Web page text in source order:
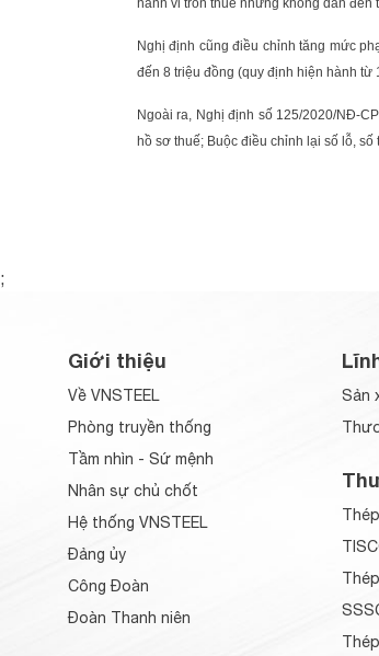
Nghị định cũng điều chỉnh tăng mức
đến 8 triệu đồng (quy định hiện hành từ
Ngoài ra, Nghị định số 125/2020/NĐ-
hồ sơ thuế; Buộc điều chỉnh lại số lỗ,
;
Giới thiệu
Về VNSTEEL
Phòng truyền thống
Tầm nhìn - Sứ mệnh
Nhân sự chủ chốt
Hệ thống VNSTEEL
Đảng ủy
Công Đoàn
Đoàn Thanh niên
Sản